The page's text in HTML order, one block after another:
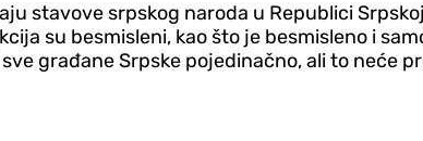
stavove srpskog naroda u Republici
su besmisleni, kao što je besmisleno i
građane Srpske pojedinačno, ali to neće